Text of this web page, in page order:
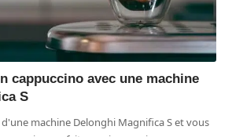
cappuccino avec une machine
S
machine Delonghi Magnifica S et vous